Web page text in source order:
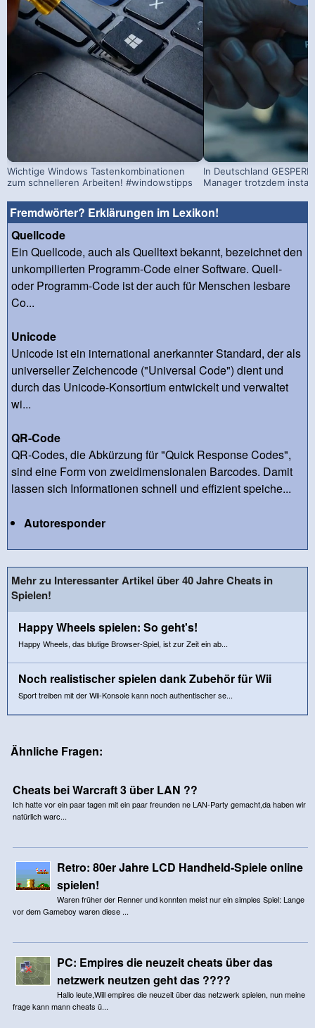
Wichtige Windows Tastenkombinationen
zum schnelleren Arbeiten! #windowstipps
In Deutschland
Manager trotzdem
Fremdwörter? Erklärungen im Lexikon!
Quellcode
Ein Quellcode, auch als Quelltext bekannt, bezeichnet den
unkompilierten Programm-Code einer Software. Quell-
oder Programm-Code ist der auch für Menschen lesbare
Co...
Unicode
Unicode ist ein international anerkannter Standard, der als
universeller Zeichencode ("Universal Code") dient und
durch das Unicode-Konsortium entwickelt und verwaltet
wi...
QR-Code
QR-Codes, die Abkürzung für "Quick Response Codes",
sind eine Form von zweidimensionalen Barcodes. Damit
lassen sich Informationen schnell und effizient speiche...
Autoresponder
Mehr zu Interessanter Artikel über 40 Jahre Cheats in
Spielen!
Happy Wheels spielen: So geht's!
Happy Wheels, das blutige Browser-Spiel, ist zur Zeit ein ab...
Noch realistischer spielen dank Zubehör für Wii
Sport treiben mit der Wii-Konsole kann noch authentischer se...
Ähnliche Fragen:
Cheats bei Warcraft 3 über LAN ??
Ich hatte vor ein paar tagen mit ein paar freunden ne LAN-Party gemacht,da haben wir
natürlich warc...
Retro: 80er Jahre LCD Handheld-Spiele online
spielen!
Waren früher der Renner und konnten meist nur ein simples Spiel: Lange
vor dem Gameboy waren diese ...
PC: Empires die neuzeit cheats über das
netzwerk neutzen geht das ????
Hallo leute,Will empires die neuzeit über das netzwerk spielen, nun meine
frage kann mann cheats ü...